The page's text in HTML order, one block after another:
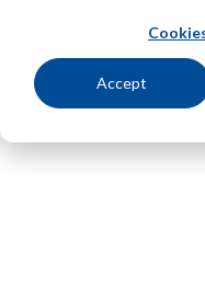
Accept
Installation